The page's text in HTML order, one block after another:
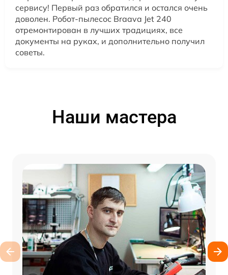
сервису! Первый раз обратился и остался очень
доволен. Робот-пылесос Braava Jet 240
отремонтирован в лучших традициях, все
документы на руках, и дополнительно получил
советы.
Наши мастера